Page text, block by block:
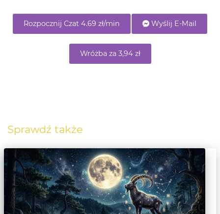
Rozpocznij Czat 4.69 zł/min Wyślij E-Mail
Wróżba za 3,94 zł
Sprawdź także